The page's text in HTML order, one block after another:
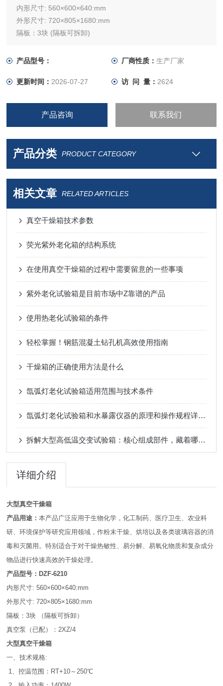
内形尺寸: 560×600×640:mm
外形尺寸: 720×805×1680:mm
隔板：3块 (隔板可拆卸)
内胆材质：优质不锈钢
产品型号： 厂商性质： 生产厂家
更新时间： 2026-07-27 访 问 量： 2624
产品咨询 联系我们
产品分类 PRODUCT CATEGORY
相关文章 RELATED ARTICLES
真空干燥箱技术参数
荧光紫外老化箱的结构系统
在使用真空干燥箱的过程中需要留意的一些事项
紫外老化试验箱是目前市场中Z靠谱的产品
使用热老化试验箱的条件
轻松掌握！钢筋混凝土钻孔机高效使用指南
干燥箱的正确使用方法是什么
氙弧灯老化试验箱适用范围与技术条件
氙弧灯老化试验箱和水暴露仪器的原理和操作规程详细介绍
拆解大型高低温交变试验箱：核心组成部件，藏着哪些运行关键？
详细介绍
大型真空干燥箱
产品用途：本产品广泛应用于生物化学，化工制药、医疗卫生、农业科
研、环境保护等研究应用领域，作粉末干燥、烘培以及各类玻璃容器的消
毒和灭菌用。特别适合于对干燥热敏性、易分解、易氧化物质和复杂成分
物品进行快速高效的干燥处理。
产品型号：DZF-6210
内形尺寸: 560×600×640:mm
外形尺寸: 720×805×1680:mm
隔板：3块 （隔板可拆卸）
真空泵（已配）：2XZ/4
大型真空干燥箱
一、技术规格:
1、控温范围：RT+10～250℃